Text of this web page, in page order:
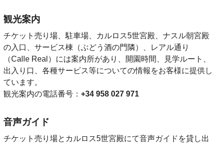
観光案内
チケット売り場、駐車場、カルロス5世宮殿、ナスル朝宮殿
の入口、サービス棟（ぶどう酒の門隣）、レアル通り
（Calle Real）には案内所があり、開園時間、見学ルート、
出入り口、各種サービス等についての情報をお客様に提供し
ています。
観光案内の電話番号： +34 958 027 971
音声ガイド
チケット売り場とカルロス5世宮殿にて音声ガイドを貸し出